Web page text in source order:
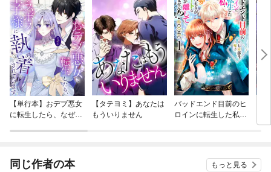
【単行本】おデブ悪女
に転生したら、なぜか
【タテヨミ】あなたは
もういりません
バッドエンド目前のヒ
ロインに転生した私、
同じ作者の本 もっと見る